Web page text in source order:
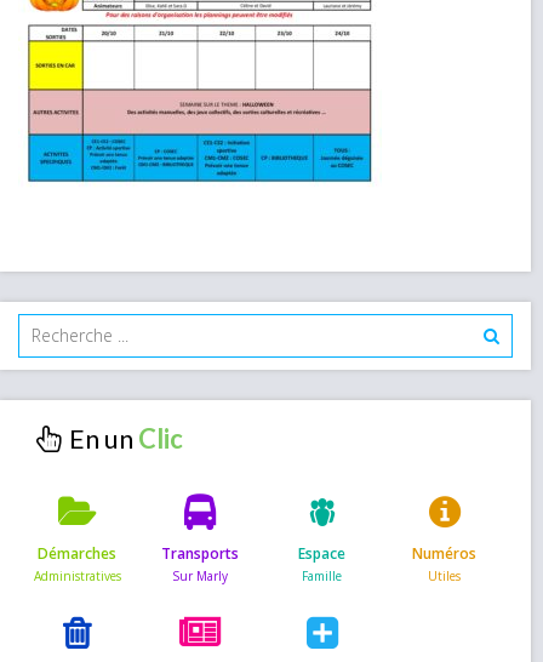
En un
Démarches Transports Espace Numéros